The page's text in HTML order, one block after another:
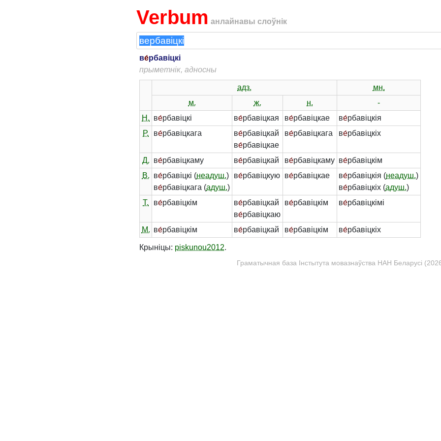
Verbum анлайнавы слоўнік
ве́рбавіцкі
прыметнік, адносны
адз.
мн.
м.
ж. н.
-
Н. ве́рбавіцкі ве́рбавіцкая ве́рбавіцкае ве́рбавіцкія
Р.
ве́рбавіцкага ве́рбавіцкай
ве́рбавіцкае
ве́рбавіцкага ве́рбавіцкіх
Д. ве́рбавіцкаму ве́рбавіцкай ве́рбавіцкаму ве́рбавіцкім
В. ве́рбавіцкі (неадуш.)
ве́рбавіцкага (адуш.)
ве́рбавіцкую ве́рбавіцкае ве́рбавіцкія (неадуш.)
ве́рбавіцкіх (адуш.)
Т.
ве́рбавіцкім ве́рбавіцкай
ве́рбавіцкаю
ве́рбавіцкім ве́рбавіцкімі
М. ве́рбавіцкім ве́рбавіцкай ве́рбавіцкім ве́рбавіцкіх
Крыніцы: piskunou2012.
Граматычная база Інстытута мовазнаўства НАН Беларусі